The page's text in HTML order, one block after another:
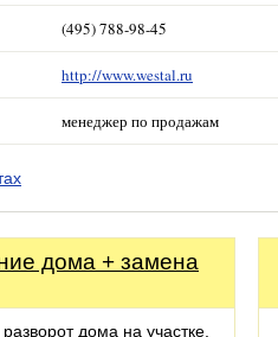
(495) 788-98-45
http://www.westal.ru
менеджер по продажам
дома + замена
дома на участке,